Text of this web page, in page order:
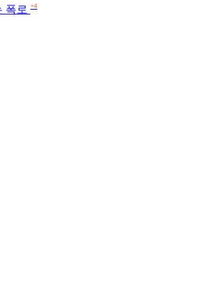
폭로 +4